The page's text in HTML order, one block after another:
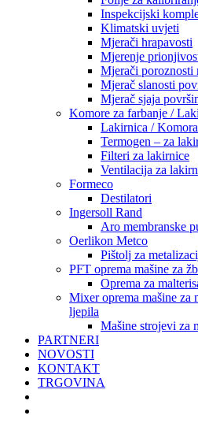
Inspekcijski
Klimatski uvjeti
Mjerači hrapavosti
Mjerenje
Mjerači poroznosti
Mjerač slanosti
Mjerač sjaja
Komore za farbanje /
Lakirnica /
Termogen – za
Filteri za lakirnice
Ventilacija za
Formeco
Destilatori
Ingersoll Rand
Aro membranske
Oerlikon Metco
Pištolj za
PFT oprema mašine za
Oprema za
Mixer oprema mašine za
ljepila
Mašine strojevi za
PARTNERI
NOVOSTI
KONTAKT
TRGOVINA